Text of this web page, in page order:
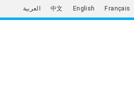
العربية 中文 English Français